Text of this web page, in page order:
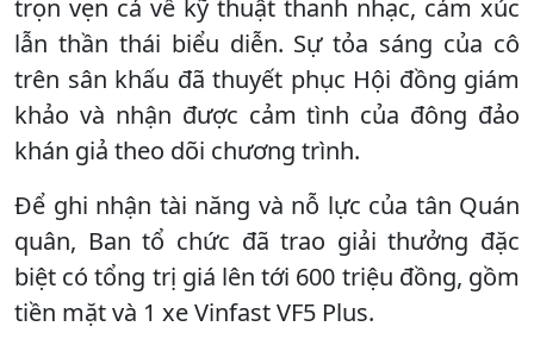
trọn vẹn cả về kỹ thuật thanh nhạc, cảm xúc
lẫn thần thái biểu diễn. Sự tỏa sáng của cô
trên sân khấu đã thuyết phục Hội đồng giám
khảo và nhận được cảm tình của đông đảo
khán giả theo dõi chương trình.
Để ghi nhận tài năng và nỗ lực của tân Quán
quân, Ban tổ chức đã trao giải thưởng đặc
biệt có tổng trị giá lên tới 600 triệu đồng, gồm
tiền mặt và 1 xe Vinfast VF5 Plus.